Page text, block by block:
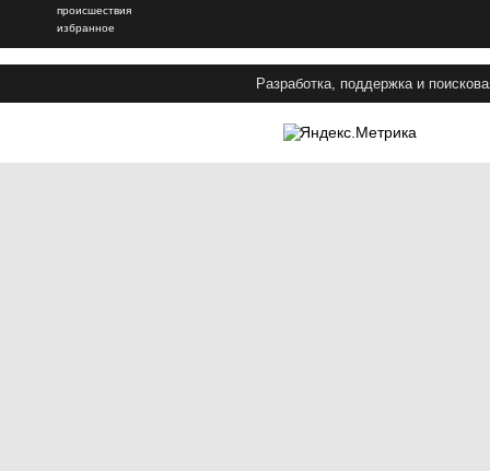
происшествия
избранное
Разработка, поддержка и